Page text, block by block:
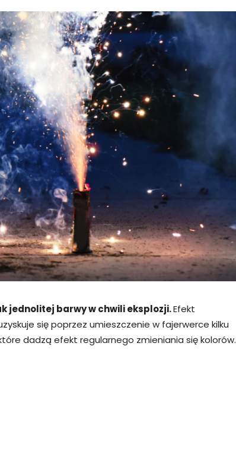
jednolitej barwy w chwili eksplozji.Efekt
się poprzez umieszczenie w fajerwerce kilku
dadzą efekt regularnego zmieniania się kolorów.